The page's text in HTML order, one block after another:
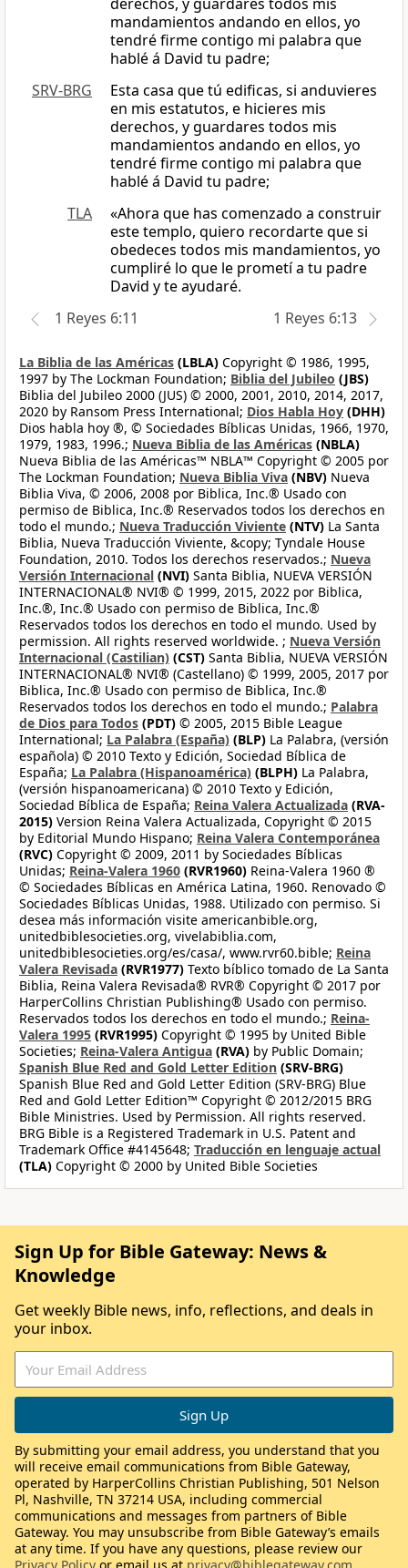
mandamientos andando en ellos, yo
tendré firme contigo mi palabra que
hablé á David tu padre;
SRV-BRG
Esta casa que tú edificas, si anduvieres
en mis estatutos, e hicieres mis
derechos, y guardares todos mis
mandamientos andando en ellos, yo
tendré firme contigo mi palabra que
hablé á David tu padre;
TLA
«Ahora que has comenzado a construir
este templo, quiero recordarte que si
obedeces todos mis mandamientos, yo
cumpliré lo que le prometí a tu padre
David y te ayudaré.
1 Reyes 6:11
1 Reyes 6:13
La Biblia de las Américas (LBLA) Copyright © 1986, 1995,
1997 by The Lockman Foundation; Biblia del Jubileo (JBS)
Biblia del Jubileo 2000 (JUS) © 2000, 2001, 2010, 2014, 2017,
2020 by Ransom Press International; Dios Habla Hoy (DHH)
Dios habla hoy ®, © Sociedades Bíblicas Unidas, 1966, 1970,
1979, 1983, 1996.; Nueva Biblia de las Américas (NBLA)
Nueva Biblia de las Américas™ NBLA™ Copyright © 2005 por
The Lockman Foundation; Nueva Biblia Viva (NBV) Nueva
Biblia Viva, © 2006, 2008 por Biblica, Inc.® Usado con
permiso de Biblica, Inc.® Reservados todos los derechos en
todo el mundo.; Nueva Traducción Viviente (NTV) La Santa
Biblia, Nueva Traducción Viviente, &copy; Tyndale House
Foundation, 2010. Todos los derechos reservados.; Nueva
Versión Internacional (NVI) Santa Biblia, NUEVA VERSIÓN
INTERNACIONAL® NVI® © 1999, 2015, 2022 por Biblica,
Inc.®, Inc.® Usado con permiso de Biblica, Inc.®
Reservados todos los derechos en todo el mundo. Used by
permission. All rights reserved worldwide. ; Nueva Versión
Internacional (Castilian) (CST) Santa Biblia, NUEVA VERSIÓN
INTERNACIONAL® NVI® (Castellano) © 1999, 2005, 2017 por
Biblica, Inc.® Usado con permiso de Biblica, Inc.®
Reservados todos los derechos en todo el mundo.; Palabra
de Dios para Todos (PDT) © 2005, 2015 Bible League
International; La Palabra (España) (BLP) La Palabra, (versión
española) © 2010 Texto y Edición, Sociedad Bíblica de
España; La Palabra (Hispanoamérica) (BLPH) La Palabra,
(versión hispanoamericana) © 2010 Texto y Edición,
Sociedad Bíblica de España; Reina Valera Actualizada (RVA-
2015) Version Reina Valera Actualizada, Copyright © 2015
by Editorial Mundo Hispano; Reina Valera Contemporánea
(RVC) Copyright © 2009, 2011 by Sociedades Bíblicas
Unidas; Reina-Valera 1960 (RVR1960) Reina-Valera 1960 ®
© Sociedades Bíblicas en América Latina, 1960. Renovado ©
Sociedades Bíblicas Unidas, 1988. Utilizado con permiso. Si
desea más información visite americanbible.org,
unitedbiblesocieties.org, vivelabiblia.com,
unitedbiblesocieties.org/es/casa/, www.rvr60.bible; Reina
Valera Revisada (RVR1977) Texto bíblico tomado de La Santa
Biblia, Reina Valera Revisada® RVR® Copyright © 2017 por
HarperCollins Christian Publishing® Usado con permiso.
Reservados todos los derechos en todo el mundo.; Reina-
Valera 1995 (RVR1995) Copyright © 1995 by United Bible
Societies; Reina-Valera Antigua (RVA) by Public Domain;
Spanish Blue Red and Gold Letter Edition (SRV-BRG)
Spanish Blue Red and Gold Letter Edition (SRV-BRG) Blue
Red and Gold Letter Edition™ Copyright © 2012/2015 BRG
Bible Ministries. Used by Permission. All rights reserved.
BRG Bible is a Registered Trademark in U.S. Patent and
Trademark Office #4145648; Traducción en lenguaje actual
(TLA) Copyright © 2000 by United Bible Societies
Sign Up for Bible Gateway: News &
Knowledge
Get weekly Bible news, info, reflections, and deals in
your inbox.
By submitting your email address, you understand that you
will receive email communications from Bible Gateway,
operated by HarperCollins Christian Publishing, 501 Nelson
Pl, Nashville, TN 37214 USA, including commercial
communications and messages from partners of Bible
Gateway. You may unsubscribe from Bible Gateway’s emails
at any time. If you have any questions, please review our